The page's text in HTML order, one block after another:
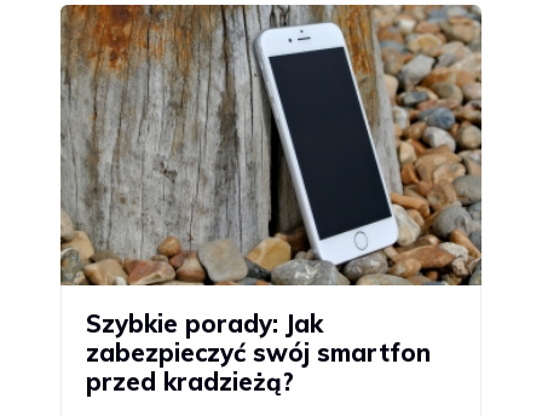
Szybkie porady: Jak
zabezpieczyć swój smartfon
przed kradzieżą?